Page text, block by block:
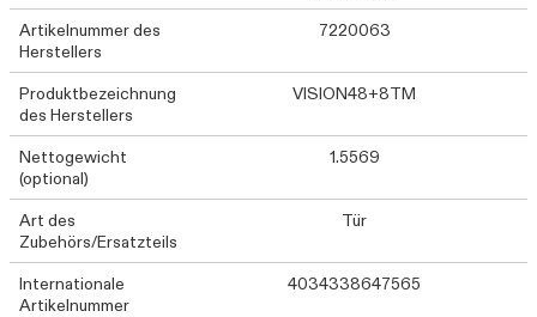
Artikelnummer des
Herstellers
7220063
Produktbezeichnung
des Herstellers
VISION48+8TM
Nettogewicht
(optional)
1.5569
Art des
Zubehörs/Ersatzteils
Tür
Internationale
Artikelnummer
4034338647565